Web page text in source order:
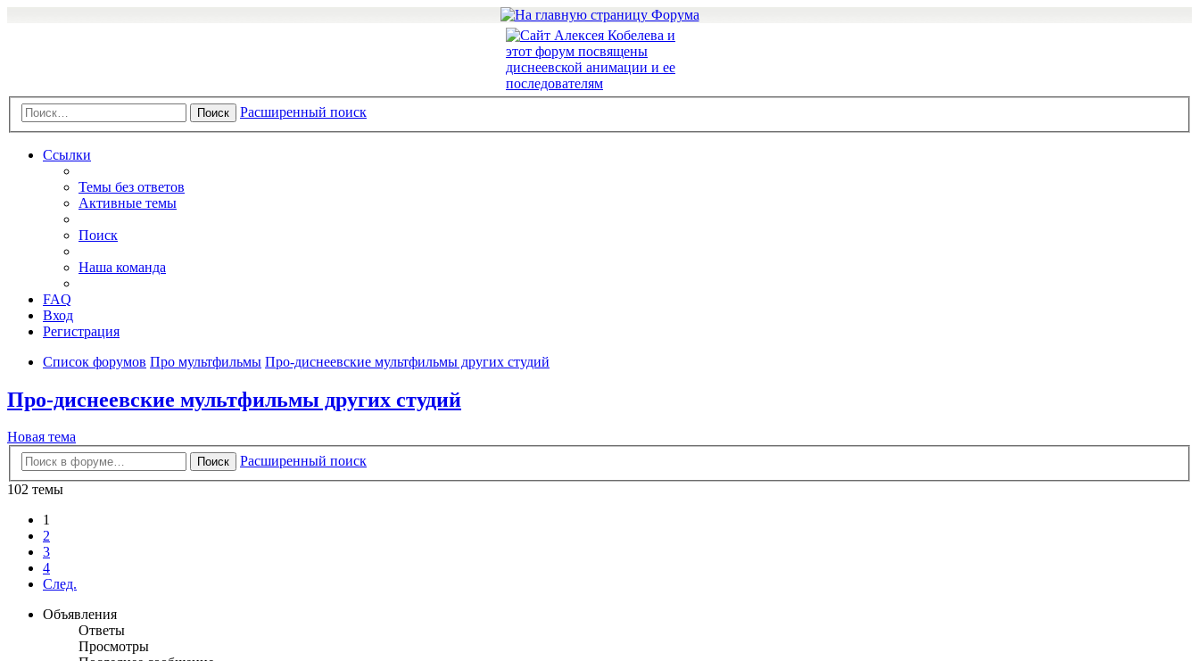
Поиск Расширенный поиск
Ссылки
Темы без ответов
Активные темы
Поиск
Наша команда
FAQ
Вход
Регистрация
Список форумов Про мультфильмы Про-диснеевские мультфильмы других студий
Про-диснеевские мультфильмы других студий
Новая тема
Поиск
Расширенный поиск
102 темы
1
2
3
4
След.
Объявления
Ответы
Просмотры